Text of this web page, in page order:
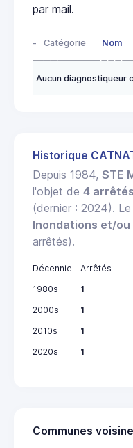
par mail.
- Catégorie Nom
Aucun diagnostiqueur
Historique
Depuis 1984, STE
l'objet de 4
(dernier : 2024).
Inondations et/ou
arrêtés).
Décennie
Arrêtés
1980s
1
2000s
1
2010s
1
2020s
1
Communes